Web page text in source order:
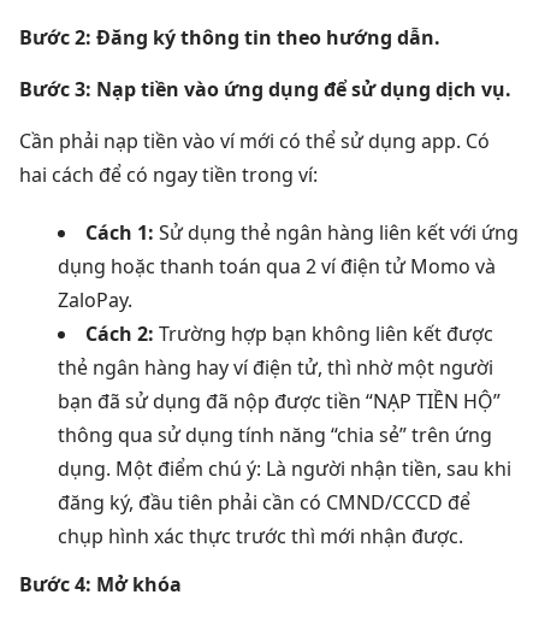
Bước 2: Đăng ký thông tin theo hướng dẫn.
Bước 3: Nạp tiền vào ứng dụng để sử dụng dịch vụ.
Cần phải nạp tiền vào ví mới có thể sử dụng app. Có
hai cách để có ngay tiền trong ví:
Cách 1: Sử dụng thẻ ngân hàng liên kết với ứng
dụng hoặc thanh toán qua 2 ví điện tử Momo và
ZaloPay.
Cách 2: Trường hợp bạn không liên kết được
thẻ ngân hàng hay ví điện tử, thì nhờ một người
bạn đã sử dụng đã nộp được tiền “NẠP TIỀN HỘ”
thông qua sử dụng tính năng “chia sẻ” trên ứng
dụng. Một điểm chú ý: Là người nhận tiền, sau khi
đăng ký, đầu tiên phải cần có CMND/CCCD để
chụp hình xác thực trước thì mới nhận được.
Bước 4: Mở khóa